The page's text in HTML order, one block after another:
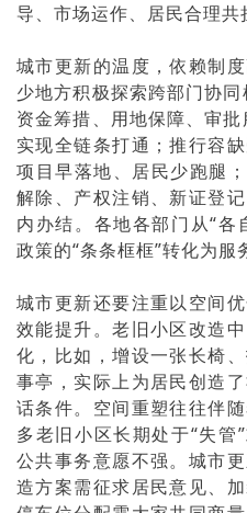
导、市场运作、居民合理共
城市更新的温度，依赖制
少地方积极探索跨部门协同
资金筹措、用地保障、审批
实现全链条打通；推行容
项目早落地、居民少跑腿
解除、产权注销、新证登
内办结。各地各部门从“各
政策的“条条框框”转化为服
城市更新还要注重以空间
效能提升。老旧小区改造
化，比如，增设一张长椅
事亭，实际上为居民创造
话条件。空间重塑往往伴
多老旧小区长期处于“失管
公共事务意愿不强。城市
造方案需征求居民意见、